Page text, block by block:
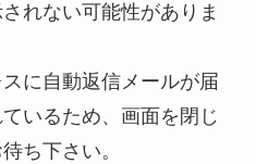
れない可能性がありま
に自動返信メールが届
いるため、画面を閉じ
ち下さい。